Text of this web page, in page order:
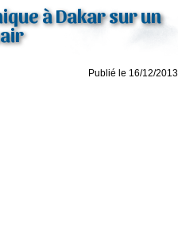
à Dakar sur un
Publié le 16/12/2013